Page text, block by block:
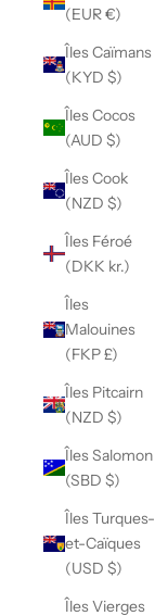
(EUR €)
Îles Caïmans
(KYD $)
Îles Cocos
(AUD $)
Îles Cook
(NZD $)
Îles Féroé
(DKK kr.)
Îles
Malouines
(FKP £)
Îles Pitcairn
(NZD $)
Îles Salomon
(SBD $)
Îles Turques-
et-Caïques
(USD $)
Îles Vierges